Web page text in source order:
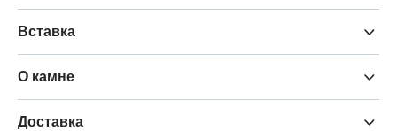
Вставка
О камне
Доставка